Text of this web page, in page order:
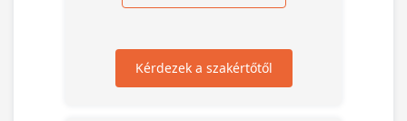
Kérdezek a szakértőtől